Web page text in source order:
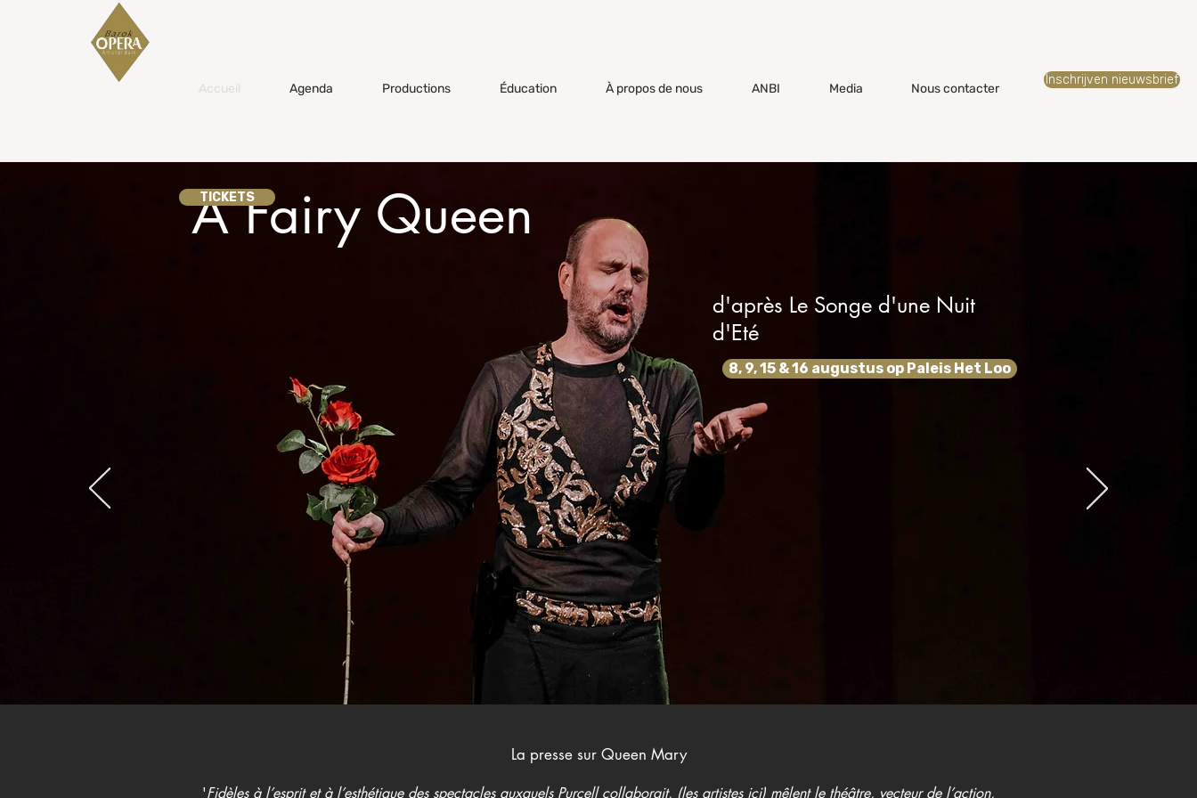
Accueil Agenda Productions Éducation À propos de nous ANBI Media Nous contacter
Inschrijven nieuwsbrief
A Fairy Queen
TICKETS
d'après Le Songe d'une Nuit
d'Eté
8, 9, 15 & 16 augustus op Paleis Het Loo
La presse sur Queen Mary
'Fidèles à l’esprit et à l’esthétique des spectacles auxquels Purcell collaborait, (les artistes ici) mêlent le théâtre, vecteur de l’action,